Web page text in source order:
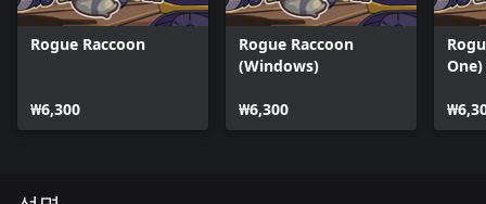
Rogue Raccoon
₩6,300
Rogue Raccoon
(Windows)
₩6,300
One)